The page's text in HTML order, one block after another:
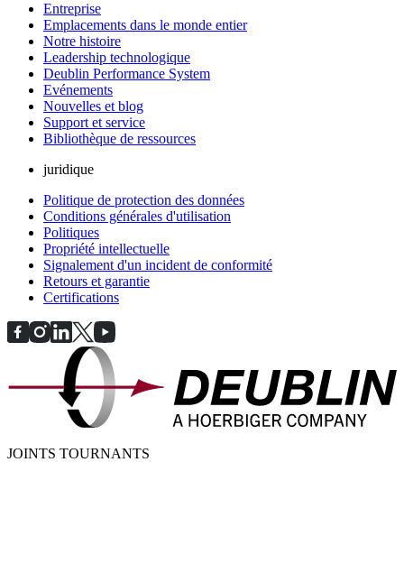
Entreprise
Emplacements dans le monde entier
Notre histoire
Leadership technologique
Deublin Performance System
Evénements
Nouvelles et blog
Support et service
Bibliothèque de ressources
juridique
Politique de protection des données
Conditions générales d'utilisation
Politiques
Propriété intellectuelle
Signalement d'un incident de conformité
Retours et garantie
Certifications
JOINTS TOURNANTS